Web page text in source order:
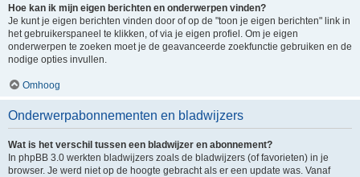
Hoe kan ik mijn eigen berichten en onderwerpen vinden?
Je kunt je eigen berichten vinden door of op de "toon je eigen berichten" link in
het gebruikerspaneel te klikken, of via je eigen profiel. Om je eigen
onderwerpen te zoeken moet je de geavanceerde zoekfunctie gebruiken en de
nodige opties invullen.
Omhoog
Onderwerpabonnementen en bladwijzers
Wat is het verschil tussen een bladwijzer en abonnement?
In phpBB 3.0 werkten bladwijzers zoals de bladwijzers (of favorieten) in je
browser. Je werd niet op de hoogte gebracht als er een update was. Vanaf